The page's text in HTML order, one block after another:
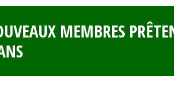
MEMBRES